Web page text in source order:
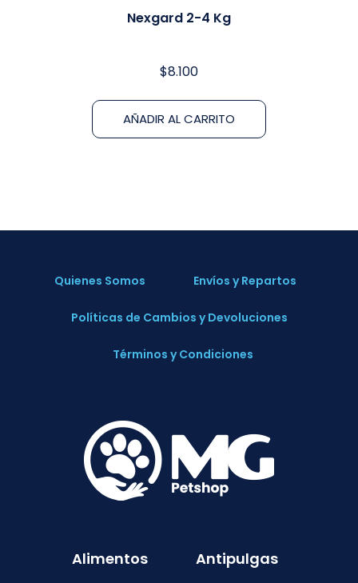
Nexgard 2-4 Kg
$8.100
AÑADIR AL CARRITO
Quienes Somos Envíos y Repartos
Políticas de Cambios y Devoluciones
Términos y Condiciones
Alimentos
Antipulgas